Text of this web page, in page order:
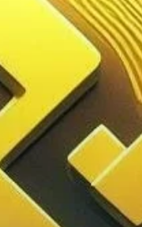
Binance,
de